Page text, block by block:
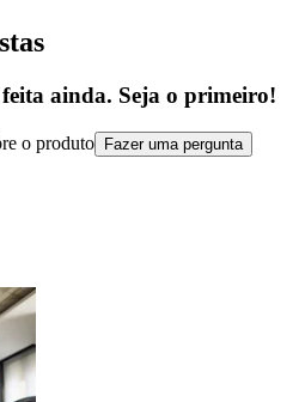
ainda. Seja o primeiro!
o produto Fazer uma pergunta